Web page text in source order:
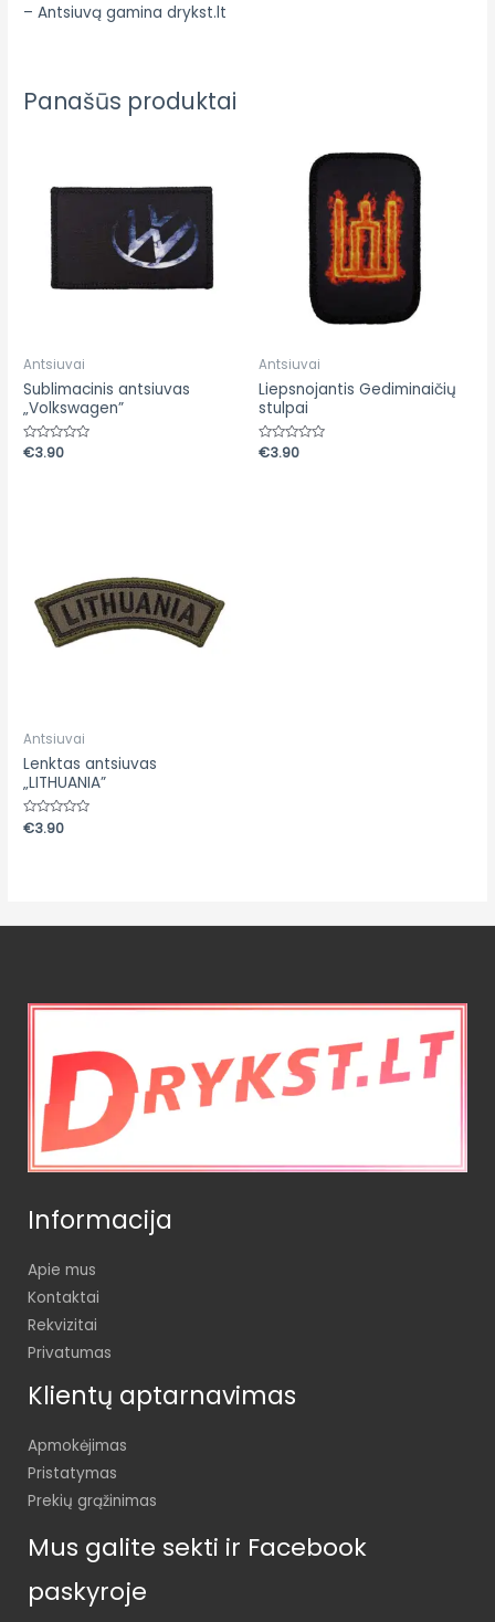
– Antsiuvą gamina drykst.lt
Panašūs produktai
Antsiuvai
Sublimacinis antsiuvas
„Volkswagen”
Įvertinimas:
0
€3.90
Antsiuvai
Liepsnojantis Gediminaičių
stulpai
Įvertinimas:
0
€3.90
Antsiuvai
Lenktas antsiuvas
„LITHUANIA”
Įvertinimas:
0
€3.90
Informacija
Apie mus
Kontaktai
Rekvizitai
Privatumas
Klientų aptarnavimas
Apmokėjimas
Pristatymas
Prekių grąžinimas
Mus galite sekti ir Facebook
paskyroje